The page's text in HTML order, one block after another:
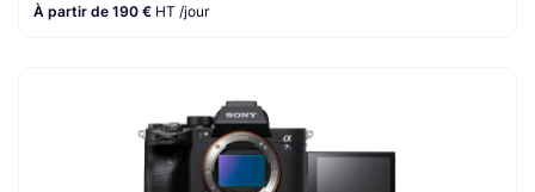
À partir de 190 € HT /jour